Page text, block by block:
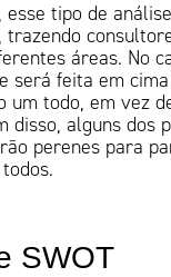
esse tipo de
trazendo
áreas. No
será feita em
um todo, em vez
disso, alguns dos
perenes para
SWOT